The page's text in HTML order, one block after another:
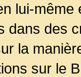
lui-
dans des
la
sur le